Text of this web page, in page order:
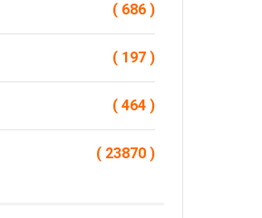
( 686 )
( 197 )
( 464 )
( 23870 )